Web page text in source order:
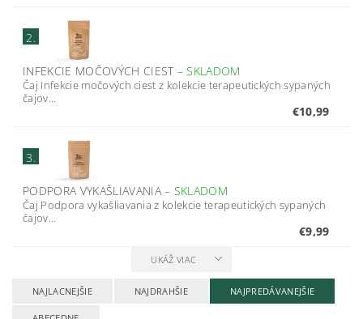
2.
INFEKCIE MOČOVÝCH CIEST –SKLADOM
Čaj Infekcie močových ciest z kolekcie terapeutických sypaných
čajov...
€10,99
3.
PODPORA VYKAŠLIAVANIA– SKLADOM
Čaj Podpora vykašliavania z kolekcie terapeutických sypaných
čajov...
€9,99
UKÁŽ VIAC
NAJLACNEJŠIE NAJDRAHŠIE NAJPREDÁVANEJŠIE